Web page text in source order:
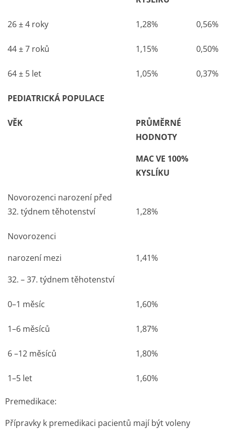
26 ± 4 roky 1,28% 0,56%
44 ± 7 roků 1,15% 0,50%
64 ± 5 let 1,05% 0,37%
PEDIATRICKÁ POPULACE
VĚK
PRŮMĚRNÉ
HODNOTY
MAC VE 100%
KYSLÍKU
Novorozenci narození před
32. týdnem těhotenství
1,28%
Novorozenci
narození mezi
32. – 37. týdnem těhotenství
1,41%
0–1 měsíc 1,60%
1–6 měsíců 1,87%
6 –12 měsíců 1,80%
1–5 let 1,60%
Premedikace:
Přípravky k premedikaci pacientů mají být voleny